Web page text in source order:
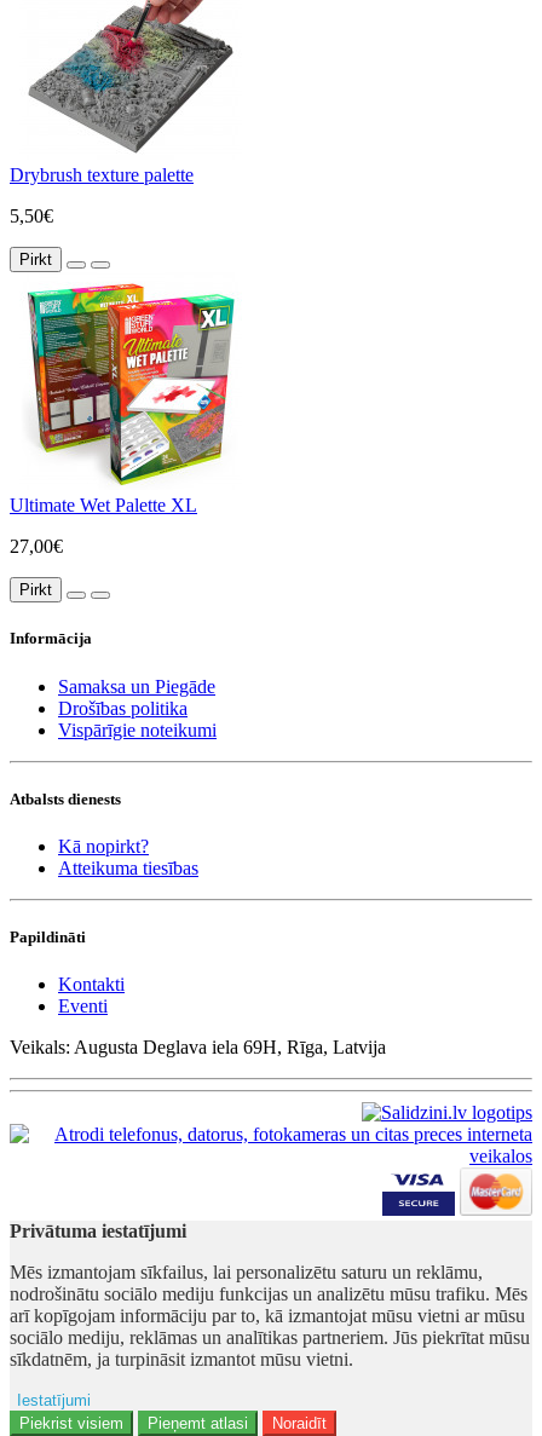
Drybrush texture palette
5,50€
Pirkt
Ultimate Wet Palette XL
27,00€
Pirkt
Informācija
Samaksa un Piegāde
Drošības politika
Vispārīgie noteikumi
Atbalsts dienests
Kā nopirkt?
Atteikuma tiesības
Papildināti
Kontakti
Eventi
Veikals: Augusta Deglava iela 69H, Rīga, Latvija
Privātuma iestatījumi
Mēs izmantojam sīkfailus, lai personalizētu saturu un reklāmu,
nodrošinātu sociālo mediju funkcijas un analizētu mūsu trafiku. Mēs
arī kopīgojam informāciju par to, kā izmantojat mūsu vietni ar mūsu
sociālo mediju, reklāmas un analītikas partneriem. Jūs piekrītat mūsu
sīkdatnēm, ja turpināsit izmantot mūsu vietni.
Iestatījumi
Ad storage
Piekrist visiem Pieņemt atlasi Noraidīt